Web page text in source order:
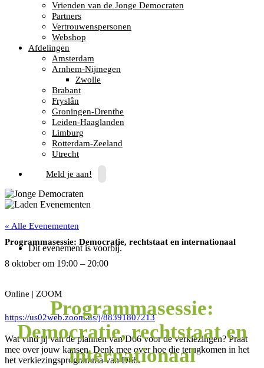
Vrienden van de Jonge Democraten
Partners
Vertrouwenspersonen
Webshop
Afdelingen
Amsterdam
Arnhem-Nijmegen
Zwolle
Brabant
Fryslân
Groningen-Drenthe
Leiden-Haaglanden
Limburg
Rotterdam-Zeeland
Utrecht
Meld je aan!
« Alle Evenementen
Dit evenement is voorbij.
Programmasessie:
Democratie, rechtstaat en
internationaal
Programmasessie: Democratie, rechtstaat en internationaal
8 oktoberom 19:00 – 20:00
Online | ZOOM
https://us02web.zoom.us/j/88391807213
Wat vind jij van de plannen van D66 voor de verkiezingen? Praat
mee over jouw kansen. Denk mee over hoe die terugkomen in het
het verkiezingsprogramma van D66.